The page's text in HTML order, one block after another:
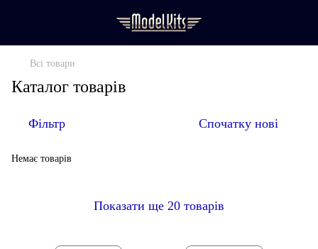
Всі товари
Каталог товарів
Фільтр Спочатку нові
Немає товарів
Показати ще 20 товарів